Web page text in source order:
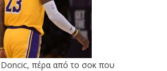
πέρα από το σοκ που